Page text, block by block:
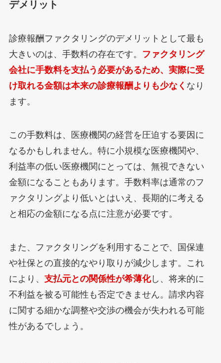
デメリット
診療報酬ファクタリングのデメリットとして最も
大きいのは、手数料の存在です。
ファクタリング
会社に手数料を支払う必要があるため、実際に受
け取れる金額は本来の診療報酬よりも少なく なり
ます。
この手数料は、医療機関の経営を圧迫する要因に
なるかもしれません。特に小規模な医療機関や、
利益率の低い医療機関にとっては、無視できない
金額になることもあります。手数料率は通常のフ
ァクタリングより低いとはいえ、長期的に考える
と相応の金額になる点に注意が必要です。
また、ファクタリングを利用することで、国保連
や社保との直接的なやり取りが減少します。これ
により、 支払元との関係性が希薄化し、将来的に
不利益を被る可能性も否定できません。請求内容
に関する細かな調整や交渉の機会が失われる可能
性があるでしょう。